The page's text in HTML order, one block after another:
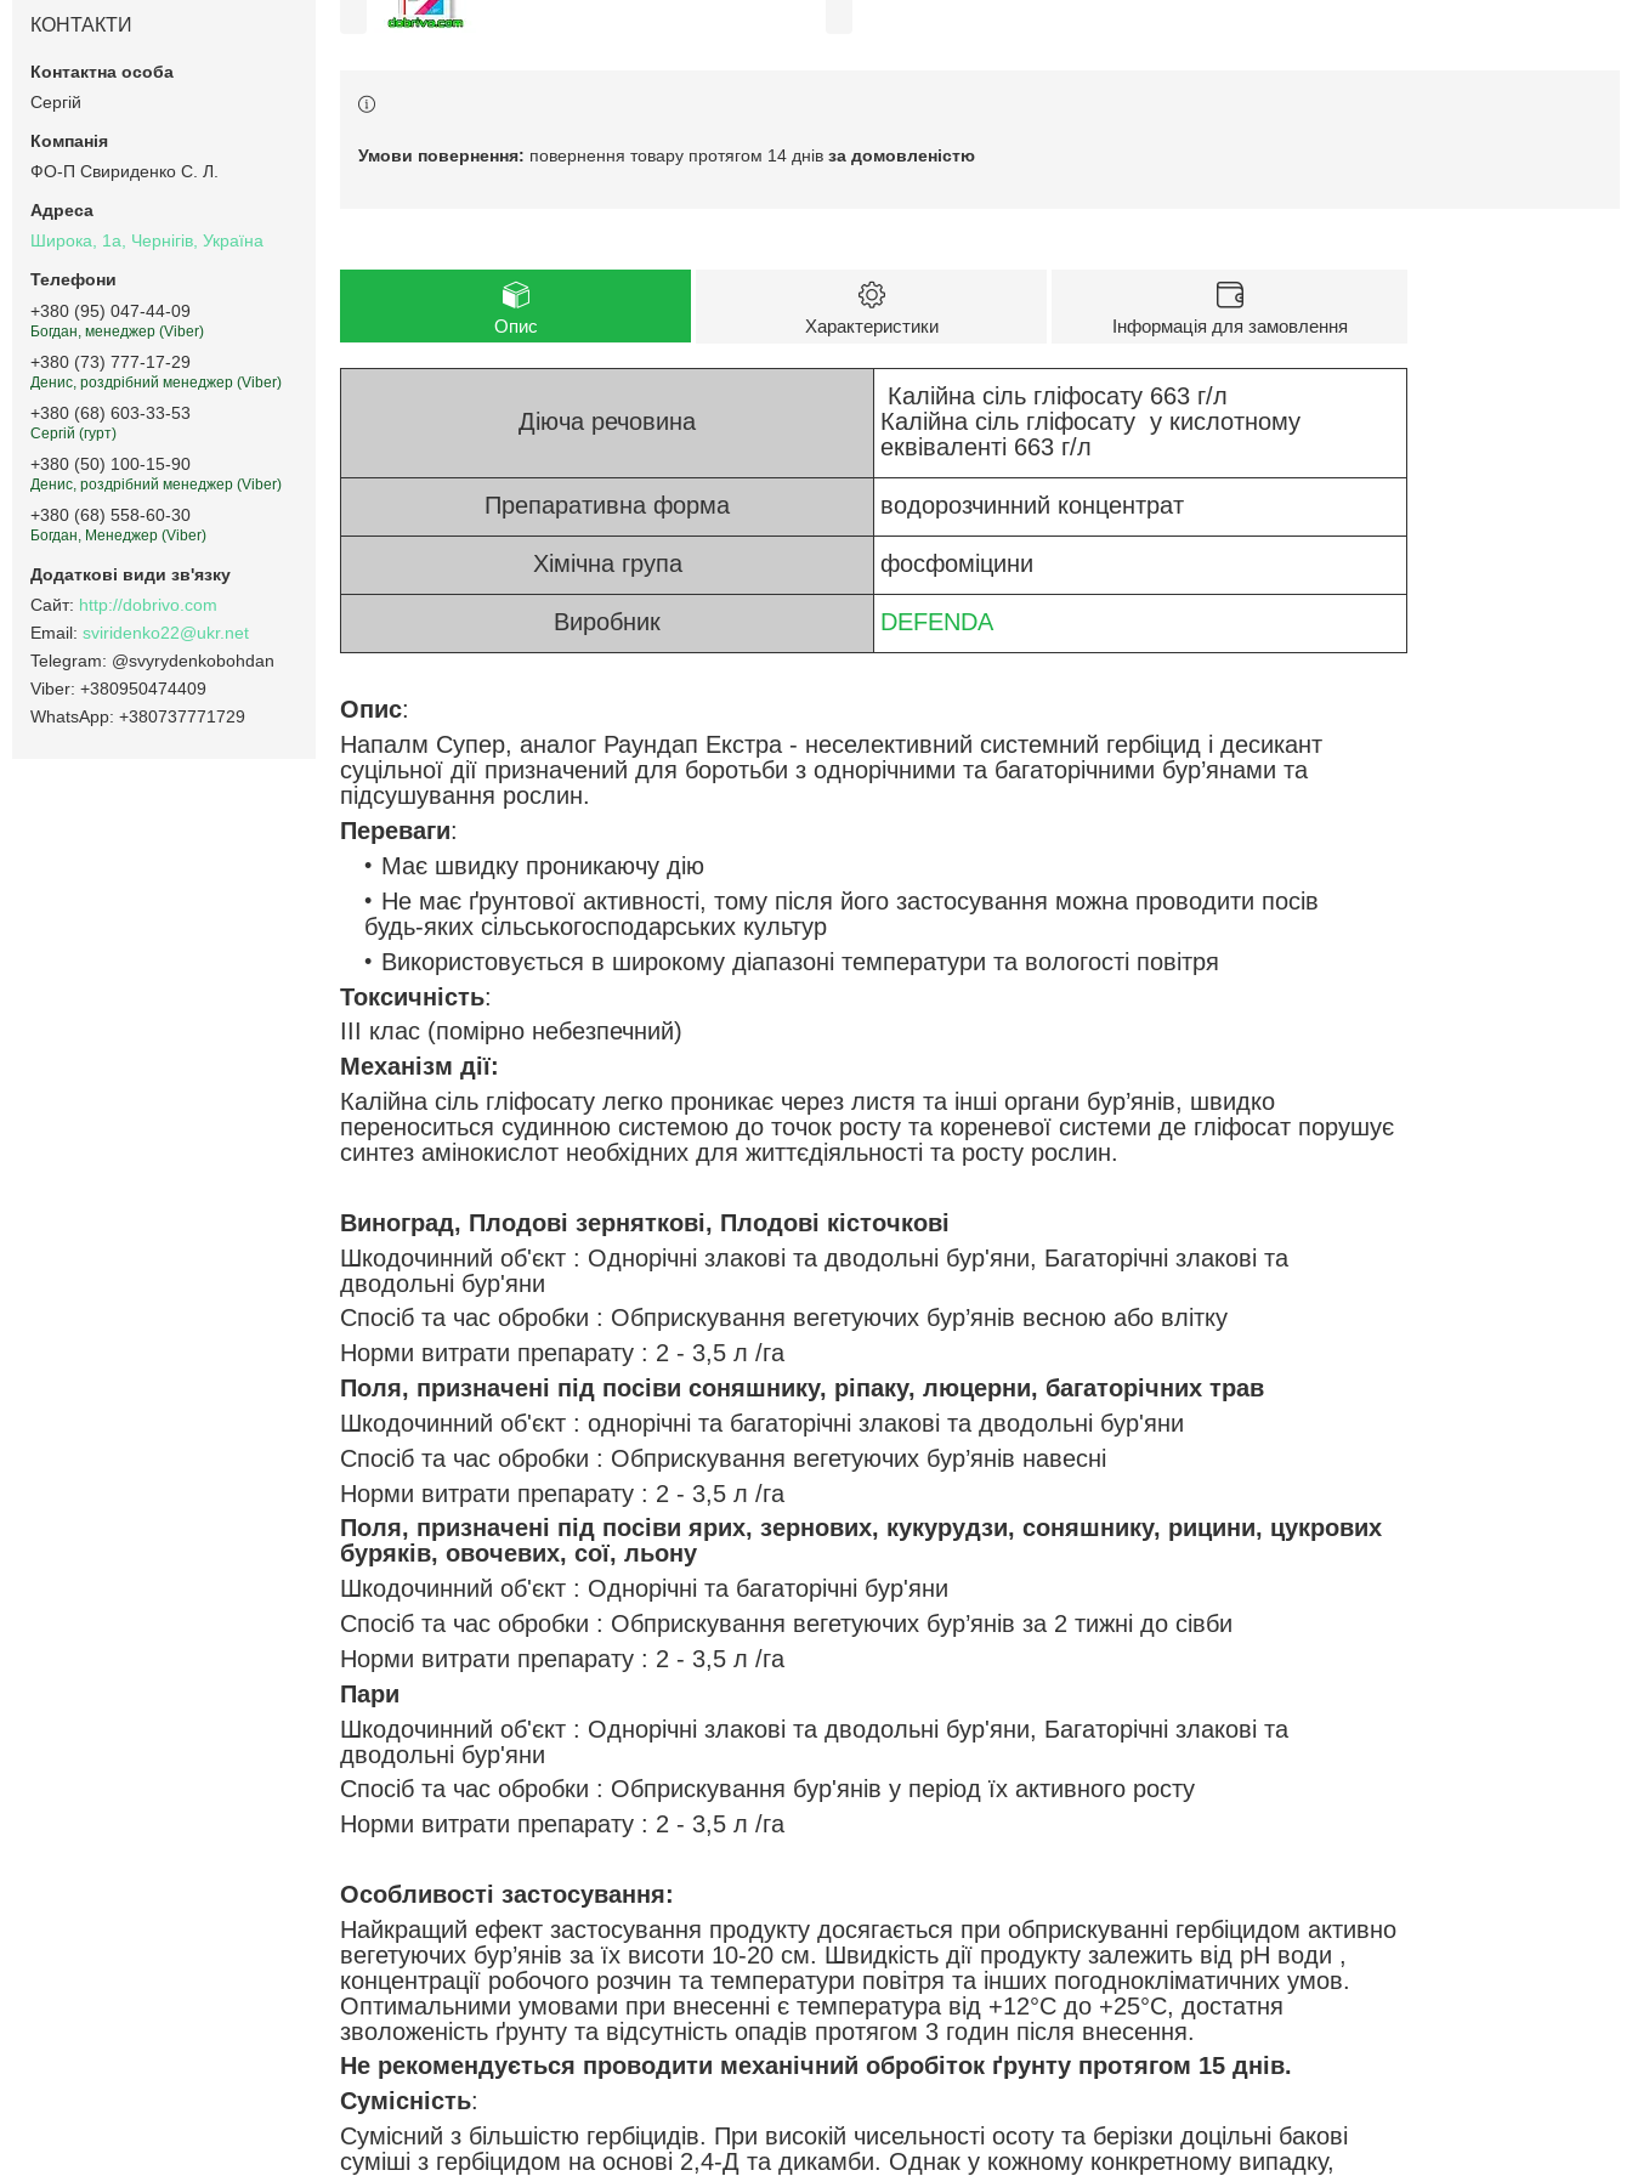
повернення товару протягом 14 днів за домовленістю
Опис Характеристики Інформація для замовлення
Діюча речовина
Калійна сіль гліфосату 663 г/л
Калійна сіль гліфосату у кислотному
еквіваленті 663 г/л
Препаративна форма водорозчинний концентрат
Хімічна група фосфоміцини
Виробник DEFENDA
Опис:
Напалм Супер, аналог Раундап Екстра - неселективний системний гербіцид і десикант
суцільної дії призначений для боротьби з однорічними та багаторічними бур’янами та
підсушування рослин.
Переваги:
Має швидку проникаючу дію
Не має ґрунтової активності, тому після його застосування можна проводити посів
будь-яких сільськогосподарських культур
Використовується в широкому діапазоні температури та вологості повітря
Токсичність:
ІІІ клас (помірно небезпечний)
Механізм дії:
Калійна сіль гліфосату легко проникає через листя та інші органи бур’янів, швидко
переноситься судинною системою до точок росту та кореневої системи де гліфосат порушує
синтез амінокислот необхідних для життєдіяльності та росту рослин.
Виноград, Плодові зерняткові, Плодові кісточкові
Шкодочинний об'єкт : Однорічні злакові та дводольні бур'яни, Багаторічні злакові та
дводольні бур'яни
Спосіб та час обробки : Обприскування вегетуючих бур’янів весною або влітку
Норми витрати препарату : 2 - 3,5 л /га
Поля, призначені під посіви соняшнику, ріпаку, люцерни, багаторічних трав
Шкодочинний об'єкт : однорічні та багаторічні злакові та дводольні бур'яни
Спосіб та час обробки : Обприскування вегетуючих бур’янів навесні
Норми витрати препарату : 2 - 3,5 л /га
Поля, призначені під посіви ярих, зернових, кукурудзи, соняшнику, рицини, цукрових
буряків, овочевих, сої, льону
Шкодочинний об'єкт : Однорічні та багаторічні бур'яни
Спосіб та час обробки : Обприскування вегетуючих бур’янів за 2 тижні до сівби
Норми витрати препарату : 2 - 3,5 л /га
Пари
Шкодочинний об'єкт : Однорічні злакові та дводольні бур'яни, Багаторічні злакові та
дводольні бур'яни
Спосіб та час обробки : Обприскування бур'янів у період їх активного росту
Норми витрати препарату : 2 - 3,5 л /га
Особливості застосування:
Найкращий ефект застосування продукту досягається при обприскуванні гербіцидом активно
вегетуючих бур’янів за їх висоти 10-20 см. Швидкість дії продукту залежить від pH води ,
концентрації робочого розчин та температури повітря та інших погоднокліматичних умов.
Оптимальними умовами при внесенні є температура від +12°С до +25°С, достатня
зволоженість ґрунту та відсутність опадів протягом 3 годин після внесення.
Не рекомендується проводити механічний обробіток ґрунту протягом 15 днів.
Сумісність:
Сумісний з більшістю гербіцидів. При високій чисельності осоту та берізки доцільні бакові
суміші з гербіцидом на основі 2,4-Д та дикамби. Однак у кожному конкретному випадку,
КОНТАКТИ
Сергій
ФО-П Свириденко С. Л.
Широка, 1а, Чернігів, Україна
+380 (95) 047-44-09
Богдан, менеджер (Viber)
+380 (73) 777-17-29
Денис, роздрібний менеджер (Viber)
+380 (68) 603-33-53
Сергій (гурт)
+380 (50) 100-15-90
Денис, роздрібний менеджер (Viber)
+380 (68) 558-60-30
Богдан, Менеджер (Viber)
http://dobrivo.com
sviridenko22@ukr.net
@svyrydenkobohdan
+380950474409
+380737771729